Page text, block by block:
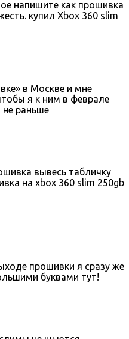
напишите как прошивка
купил Xbox 360 slim
в Москве и мне
я к ним в феврале
раньше
вывесь табличку
на xbox 360 slim 250gb
прошивки я сразу же
буквами тут!